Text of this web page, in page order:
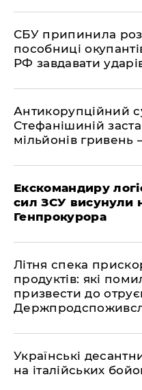
СБУ припинила
пособниці
РФ завдавати
Антикорупційний
Стефанішиній
мільйонів
Екскомандиру
сил ЗСУ висунули
Генпрокурора
Літня спека
продуктів: які
призвести до
Українські
на італійських